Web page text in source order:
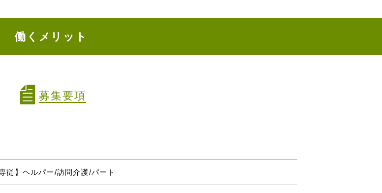
働くメリット
募集要項
従】ヘルパー/訪問介護/パート